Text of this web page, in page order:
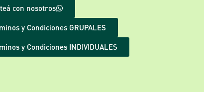
con nosotros
y Condiciones GRUPALES
y Condiciones INDIVIDUALES